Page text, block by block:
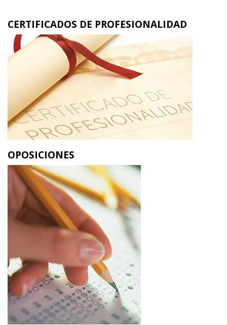
CERTIFICADOS DE PROFESIONALIDAD
OPOSICIONES